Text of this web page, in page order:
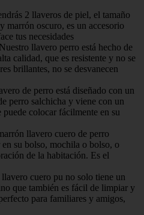
2 llaveros de piel, el tamaño
marrón oscuro, es un accesorio
tus necesidades
llavero perro está hecho de
calidad, que es resistente y no se
brillantes, no se desvanecen
de perro está diseñado con un
perro salchicha y viene con un
puede colocar fácilmente en su
llavero cuero de perro
su bolso, mochila o bolso, o
de la habitación. Es el
cuero pu no solo tiene un
que también es fácil de limpiar y
para familiares y amigos,